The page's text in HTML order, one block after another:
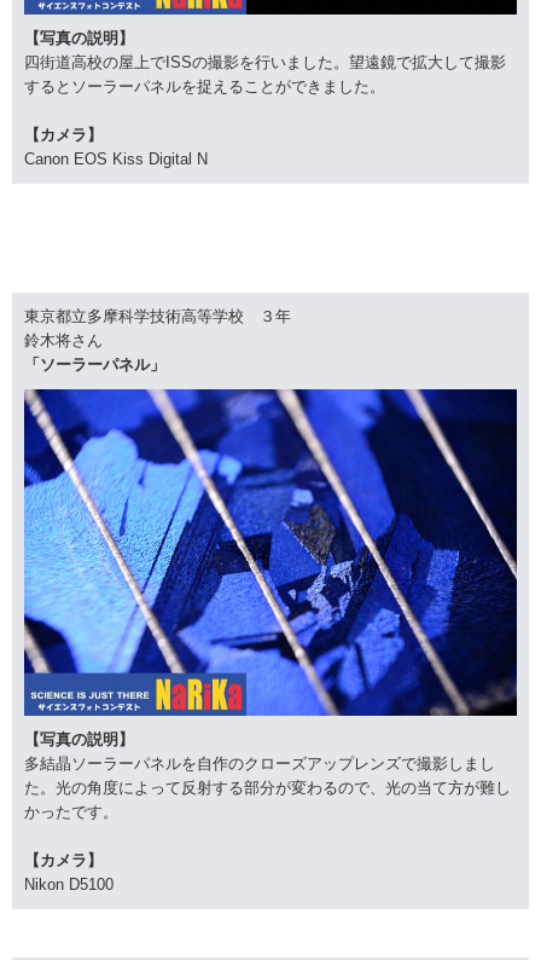
【写真の説明】
四街道高校の屋上でISSの撮影を行いました。望遠鏡で拡大して撮影
するとソーラーパネルを捉えることができました。
【カメラ】
Canon EOS Kiss Digital N
東京都立多摩科学技術高等学校 ３年
鈴木将さん
「ソーラーパネル」
【写真の説明】
多結晶ソーラーパネルを自作のクローズアップレンズで撮影しまし
た。光の角度によって反射する部分が変わるので、光の当て方が難し
かったです。
【カメラ】
Nikon D5100